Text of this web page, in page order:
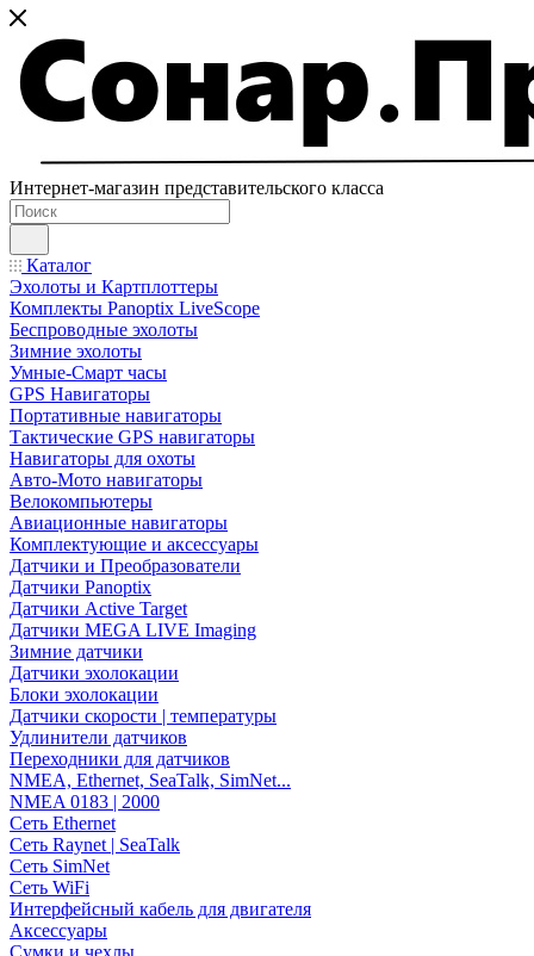
Интернет-магазин представительского класса
Каталог
Эхолоты и Картплоттеры
Комплекты Panoptix LiveScope
Беспроводные эхолоты
Зимние эхолоты
Умные-Смарт часы
GPS Навигаторы
Портативные навигаторы
Тактические GPS навигаторы
Навигаторы для охоты
Авто-Мото навигаторы
Велокомпьютеры
Авиационные навигаторы
Комплектующие и аксессуары
Датчики и Преобразователи
Датчики Panoptix
Датчики Active Target
Датчики MEGA LIVE Imaging
Зимние датчики
Датчики эхолокации
Блоки эхолокации
Датчики скорости | температуры
Удлинители датчиков
Переходники для датчиков
NMEA, Ethernet, SeaTalk, SimNet...
NMEA 0183 | 2000
Сеть Ethernet
Сеть Raynet | SeaTalk
Сеть SimNet
Сеть WiFi
Интерфейсный кабель для двигателя
Аксессуары
Сумки и чехлы